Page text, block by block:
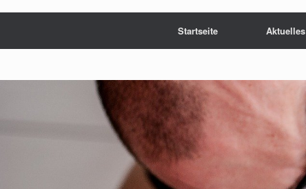
Startseite Aktuelles